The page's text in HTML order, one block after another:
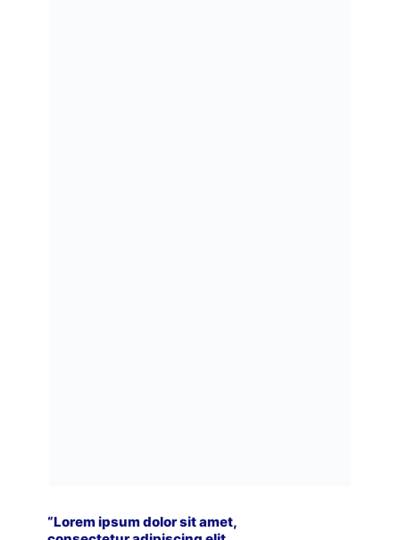
“Lorem ipsum dolor sit amet,